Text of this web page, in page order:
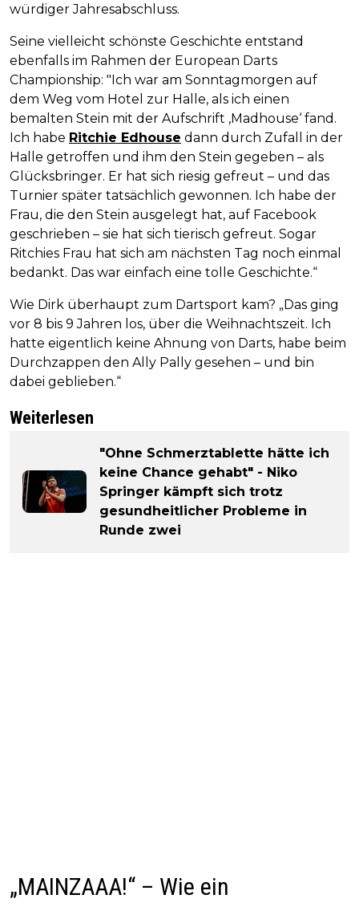
würdiger Jahresabschluss.
Seine vielleicht schönste Geschichte entstand
ebenfalls im Rahmen der European Darts
Championship: "Ich war am Sonntagmorgen auf
dem Weg vom Hotel zur Halle, als ich einen
bemalten Stein mit der Aufschrift ‚Madhouse‘ fand.
Ich habe Ritchie Edhouse dann durch Zufall in der
Halle getroffen und ihm den Stein gegeben – als
Glücksbringer. Er hat sich riesig gefreut – und das
Turnier später tatsächlich gewonnen. Ich habe der
Frau, die den Stein ausgelegt hat, auf Facebook
geschrieben – sie hat sich tierisch gefreut. Sogar
Ritchies Frau hat sich am nächsten Tag noch einmal
bedankt. Das war einfach eine tolle Geschichte.“
Wie Dirk überhaupt zum Dartsport kam? „Das ging
vor 8 bis 9 Jahren los, über die Weihnachtszeit. Ich
hatte eigentlich keine Ahnung von Darts, habe beim
Durchzappen den Ally Pally gesehen – und bin
dabei geblieben.“
Weiterlesen
"Ohne Schmerztablette hätte ich
keine Chance gehabt" - Niko
Springer kämpft sich trotz
gesundheitlicher Probleme in
Runde zwei
„MAINZAAA!“ – Wie ein